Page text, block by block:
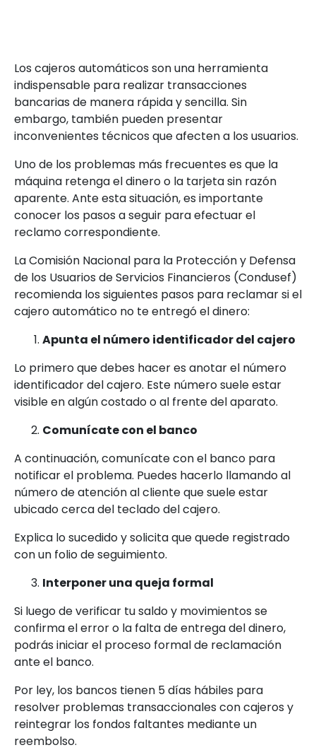
Los cajeros automáticos son una herramienta
indispensable para realizar transacciones
bancarias de manera rápida y sencilla. Sin
embargo, también pueden presentar
inconvenientes técnicos que afecten a los usuarios.
Uno de los problemas más frecuentes es que la
máquina retenga el dinero o la tarjeta sin razón
aparente. Ante esta situación, es importante
conocer los pasos a seguir para efectuar el
reclamo correspondiente.
La Comisión Nacional para la Protección y Defensa
de los Usuarios de Servicios Financieros (Condusef)
recomienda los siguientes pasos para reclamar si el
cajero automático no te entregó el dinero:
Apunta el número identificador del cajero
Lo primero que debes hacer es anotar el número
identificador del cajero. Este número suele estar
visible en algún costado o al frente del aparato.
Comunícate con el banco
A continuación, comunícate con el banco para
notificar el problema. Puedes hacerlo llamando al
número de atención al cliente que suele estar
ubicado cerca del teclado del cajero.
Explica lo sucedido y solicita que quede registrado
con un folio de seguimiento.
Interponer una queja formal
Si luego de verificar tu saldo y movimientos se
confirma el error o la falta de entrega del dinero,
podrás iniciar el proceso formal de reclamación
ante el banco.
Por ley, los bancos tienen 5 días hábiles para
resolver problemas transaccionales con cajeros y
reintegrar los fondos faltantes mediante un
reembolso.